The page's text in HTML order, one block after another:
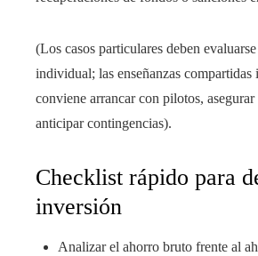
(Los casos particulares deben
individual; las enseñanzas compartidas
conviene arrancar con pilotos,
anticipar contingencias).
Checklist rápido para
inversión
Analizar el ahorro bruto frente al